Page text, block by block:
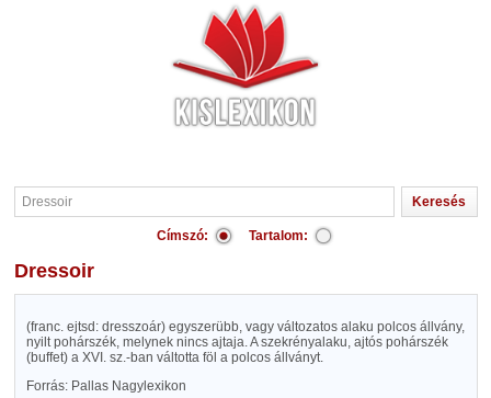
Címszó: Tartalom:
Dressoir
(franc. ejtsd: dresszoár) egyszerübb, vagy változatos alaku polcos állvány,
nyilt pohárszék, melynek nincs ajtaja. A szekrényalaku, ajtós pohárszék
(buffet) a XVI. sz.-ban váltotta föl a polcos állványt.
Forrás: Pallas Nagylexikon